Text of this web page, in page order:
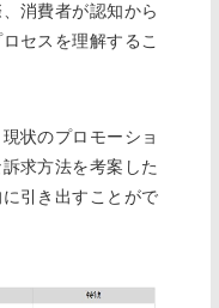
消費者が認知から
セスを理解するこ
状のプロモーショ
求方法を考案した
引き出すことがで